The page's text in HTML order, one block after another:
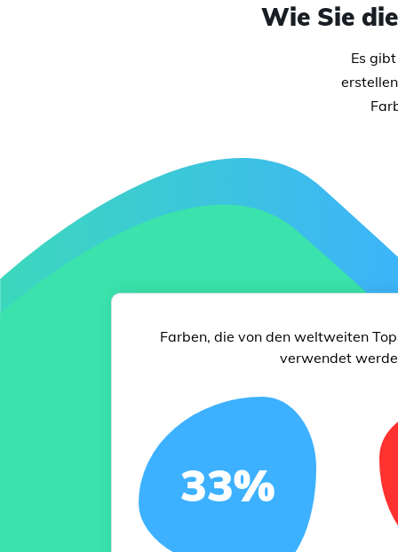
Wie Sie
Es
Farben, die von den weltweiten
verwendet
33%